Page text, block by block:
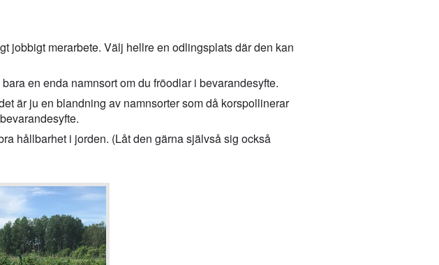
jobbigt merarbete. Välj hellre en odlingsplats där den kan
en enda namnsort om du fröodlar i bevarandesyfte.
är ju en blandning av namnsorter som då korspollinerar
hållbarhet i jorden. (Låt den gärna självså sig också